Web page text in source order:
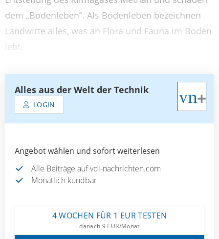
dem „Bodenleben“. Als Bodenleben bezeichnen
Landwirte alles, was an Flora und Fauna im Boden
lebt.
Alles aus der Welt der Technik
LOGIN
Angebot wählen und sofort weiterlesen
Alle Beiträge auf vdi-nachrichten.com
Monatlich kündbar
4 WOCHEN FÜR 1 EUR TESTEN
danach 9 EUR/Monat